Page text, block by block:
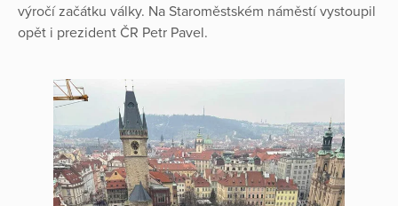
výročí začátku války. Na Staroměstském náměstí vystoupil
opět i prezident ČR Petr Pavel.